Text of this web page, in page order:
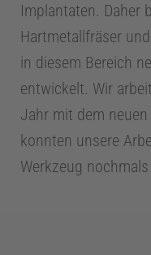
Implantaten. Daher
Hartmetallfräser
in diesem Bereich
entwickelt. Wir
Jahr mit dem
konnten unsere
Werkzeug